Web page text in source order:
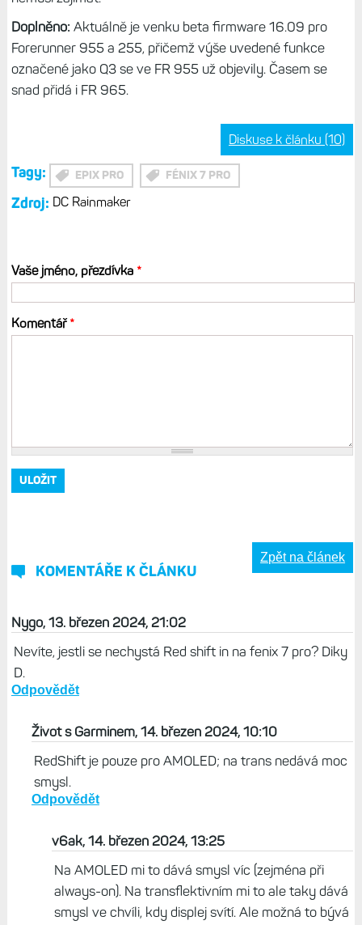
Doplněno: Aktuálně je venku beta firmware 16.09 pro
Forerunner 955 a 255, přičemž výše uvedené funkce
označené jako Q3 se ve FR 955 už objevily. Časem se
snad přidá i FR 965.
Diskuse k článku (10)
Tagy: EPIX PRO FÉNIX 7 PRO
Zdroj: DC Rainmaker
Komentář*
Nygo, 13. březen 2024, 21:02
Nevíte, jestli se nechystá Red shift in na fenix 7 pro? Diky